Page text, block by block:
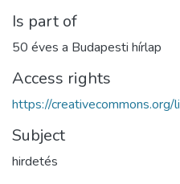
Is part of
50 éves a Budapesti hírlap
Access rights
https://
Subject
hirdetés